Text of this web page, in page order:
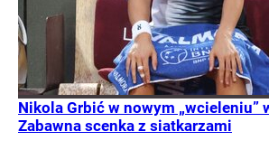
Nikola Grbić w nowym „wcieleniu”
Zabawna scenka z siatkarzami